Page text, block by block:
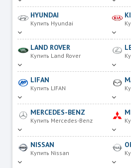
HYUNDAI
Купить Hyundai
LAND ROVER
Купить Land Rover
LIFAN
Купить LIFAN
MERCEDES-BENZ
Купить Mercedes-Benz
NISSAN
Купить Nissan